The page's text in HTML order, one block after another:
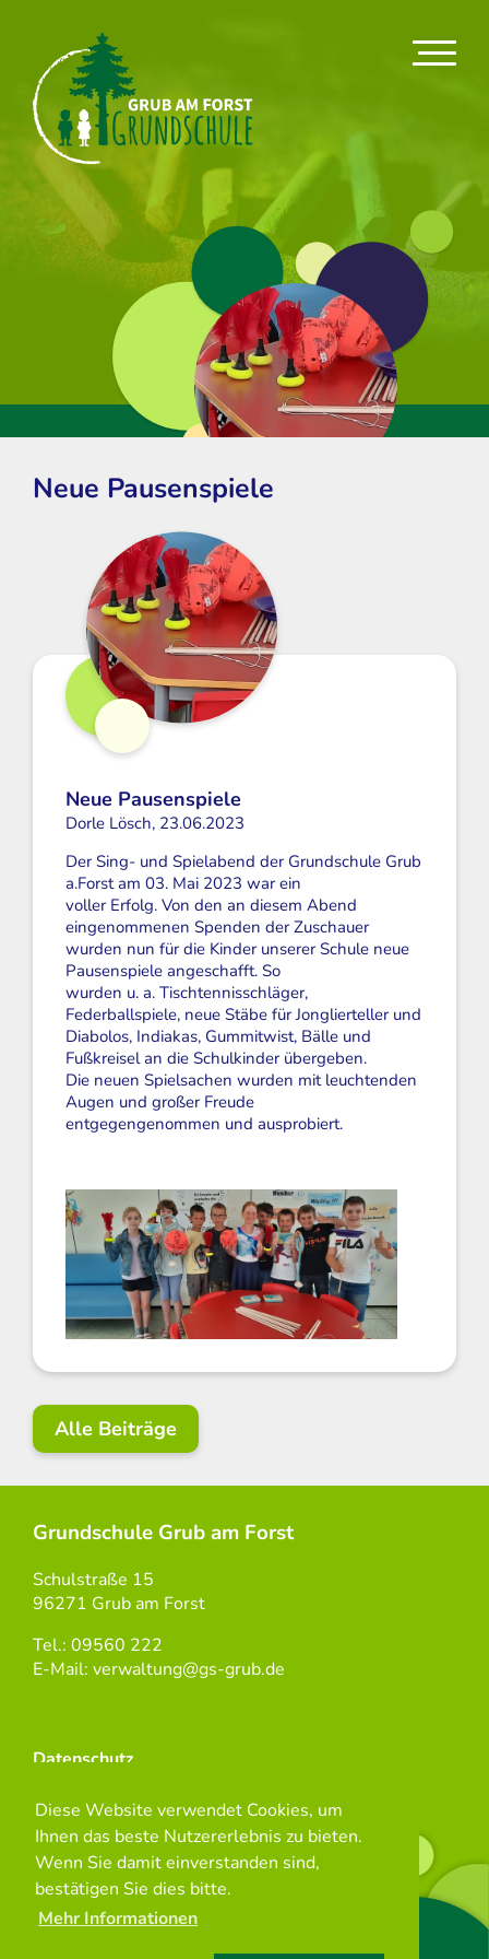
Diese Website verwendet Cookies, um
Ihnen das beste Nutzererlebnis zu bieten.
Wenn Sie damit einverstanden sind,
bestätigen Sie dies bitte.
Mehr Informationen
Neue Pausenspiele
Neue Pausenspiele
Dorle Lösch, 23.06.2023
Der Sing- und Spielabend der Grundschule Grub
a.Forst am 03. Mai 2023 war ein
voller Erfolg. Von den an diesem Abend
eingenommenen Spenden der Zuschauer
wurden nun für die Kinder unserer Schule neue
Pausenspiele angeschafft. So
wurden u. a. Tischtennisschläger,
Federballspiele, neue Stäbe für Jonglierteller und
Diabolos, Indiakas, Gummitwist, Bälle und
Fußkreisel an die Schulkinder übergeben.
Die neuen Spielsachen wurden mit leuchtenden
Augen und großer Freude
entgegengenommen und ausprobiert.
Alle Beiträge
Grundschule Grub am Forst
Schulstraße 15
96271 Grub am Forst
Tel.: 09560 222
E-Mail: verwaltung@gs-grub.de
Datenschutz
Impressum
Kontakt